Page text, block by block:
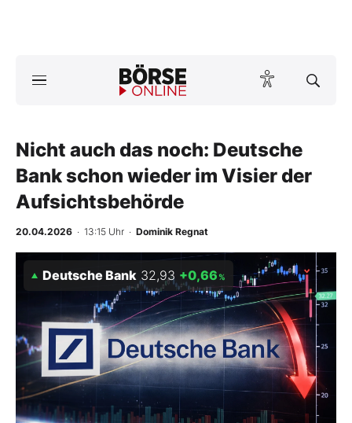
Anlageprodukte
Finanz-Check
Abo & Shop
Experten
Mein B:O
Nicht auch das noch: Deutsche
Bank schon wieder im Visier der
Aufsichtsbehörde
20.04.2026 · 13:15 Uhr · Dominik Regnat
Deutsche Bank 32,93 +0,66 %